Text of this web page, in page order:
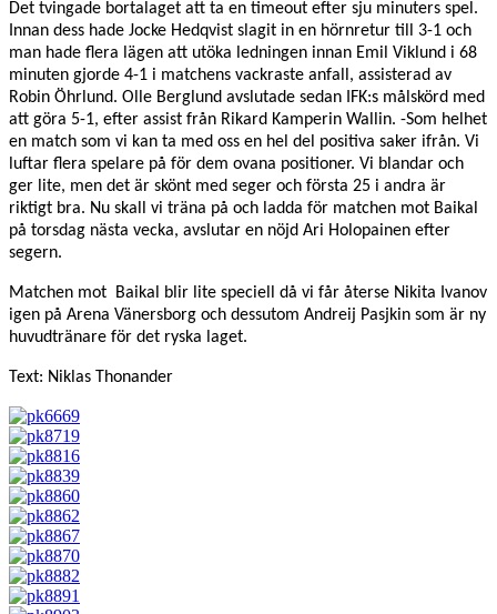
Det tvingade bortalaget att ta en timeout efter sju minuters spel.
Innan dess hade Jocke Hedqvist slagit in en hörnretur till 3-1 och
man hade flera lägen att utöka ledningen innan Emil Viklund i 68
minuten gjorde 4-1 i matchens vackraste anfall, assisterad av
Robin Öhrlund. Olle Berglund avslutade sedan IFK:s målskörd med
att göra 5-1, efter assist från Rikard Kamperin Wallin. -Som helhet
en match som vi kan ta med oss en hel del positiva saker ifrån. Vi
luftar flera spelare på för dem ovana positioner. Vi blandar och
ger lite, men det är skönt med seger och första 25 i andra är
riktigt bra. Nu skall vi träna på och ladda för matchen mot Baikal
på torsdag nästa vecka, avslutar en nöjd Ari Holopainen efter
segern.
Matchen mot Baikal blir lite speciell då vi får återse Nikita Ivanov
igen på Arena Vänersborg och dessutom Andreij Pasjkin som är ny
huvudtränare för det ryska laget.
Text: Niklas Thonander